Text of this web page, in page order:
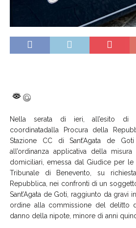
Nella serata di ieri ,all’esito di
coordinatadalla Procura della
Stazione CC di Sant’Agata de
all’ordinanza applicativa della
domiciliari, emessa dal Giudice per le
Tribunale di Benevento, su
Repubblica, nei confronti di un
Sant’Agata de Goti, raggiunto da gravi
ordine alla commissione del delitto
danno della nipote, minore di anni